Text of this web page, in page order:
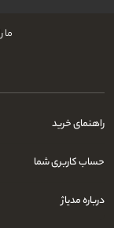
راهنمای خرید
حساب کاربری شما
درباره مدیاژ